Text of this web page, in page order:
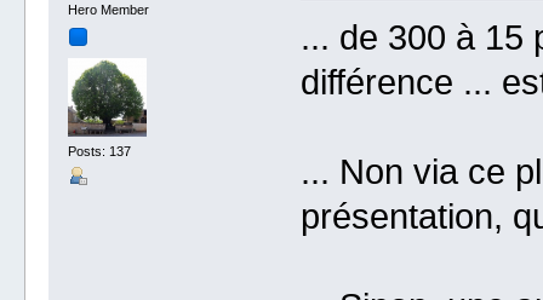
Hero Member
Posts: 137
... de 300 à 15
différence ...
... Non via ce
présentation,